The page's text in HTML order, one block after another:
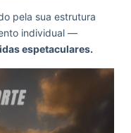
pela sua estrutura
individual —
espetaculares.